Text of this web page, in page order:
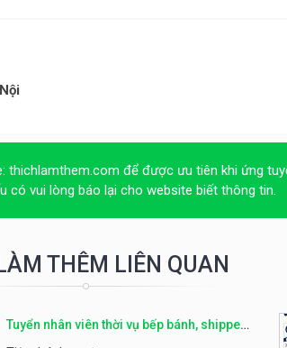
thichlamthem.com để được ưu tiên khi ứng
có vui lòng báo lại cho website biết thông tin.
THÊM LIÊN QUAN
Tuyển nhân viên thời vụ bếp bánh, shipper